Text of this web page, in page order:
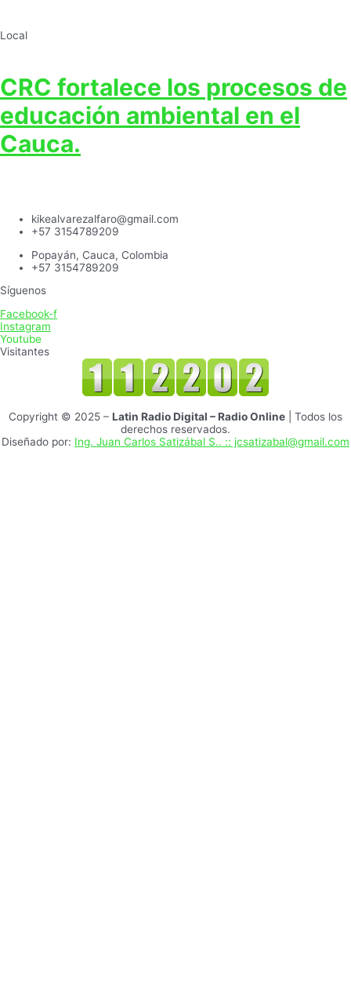
Local
CRC fortalece los procesos de
educación ambiental en el
Cauca.
kikealvarezalfaro@gmail.com
+57 3154789209
Popayán, Cauca, Colombia
+57 3154789209
Síguenos
Facebook-f
Instagram
Youtube
Visitantes
Copyright © 2025 – Latin Radio Digital – Radio Online | Todos los
derechos reservados.
Diseñado por: Ing. Juan Carlos Satizábal S.. :: jcsatizabal@gmail.com